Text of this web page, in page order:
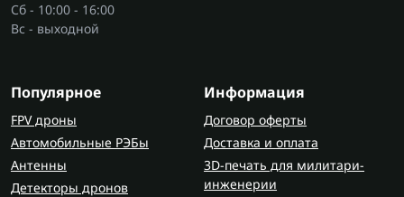
Сб - 10:00 - 16:00
Вс - выходной
Популярное
FPV дроны
Автомобильные РЭБы
Антенны
Детекторы дронов
Информация
Договор оферты
Доставка и оплата
3D-печать для милитари-
инженерии